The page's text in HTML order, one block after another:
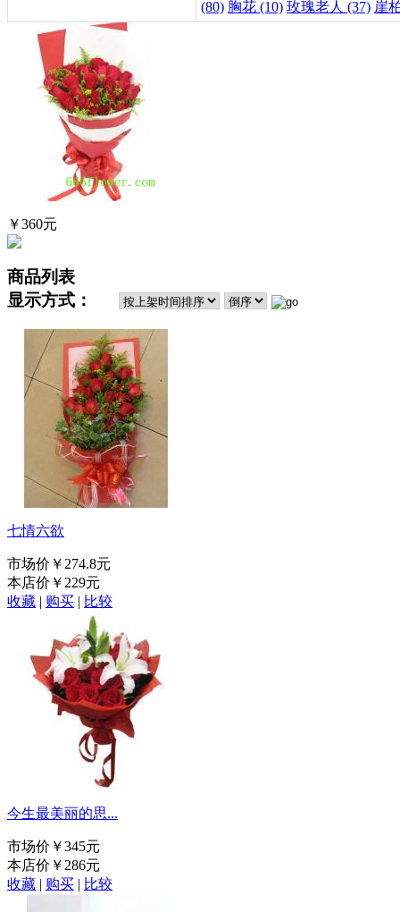
(80) 胸花 (10) 玫瑰老人 (37) 崖
￥360元
商品列表
显示方式：
七情六欲
市场价 ￥274.8元
本店价 ￥229元
收藏 | 购买 | 比较
今生最美丽的思...
市场价 ￥345元
本店价 ￥286元
收藏 | 购买 | 比较